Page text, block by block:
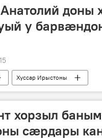
доны
у
Хуссар Ирыстоны
хорзыл
сӕрдары